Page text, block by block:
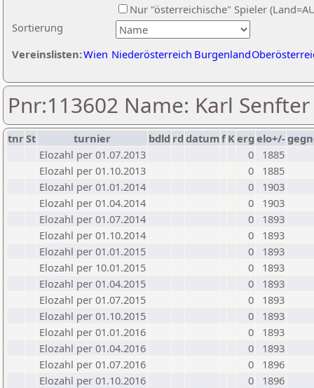
Sortierung
Nur "österreichische" Spieler
Vereinslisten:Wien Niederösterreich Burgenland
Pnr:113602 Name: Karl Senfter
tnrSt turnier bdld rd datumf Kerg elo+/-
Elozahl per 01.07.2013
0
1885
Elozahl per 01.10.2013
0
1885
Elozahl per 01.01.2014
0
1903
Elozahl per 01.04.2014
0
1903
Elozahl per 01.07.2014
0
1893
Elozahl per 01.10.2014
0
1893
Elozahl per 01.01.2015
0
1893
Elozahl per 10.01.2015
0
1893
Elozahl per 01.04.2015
0
1893
Elozahl per 01.07.2015
0
1893
Elozahl per 01.10.2015
0
1893
Elozahl per 01.01.2016
0
1893
Elozahl per 01.04.2016
0
1893
Elozahl per 01.07.2016
0
1896
Elozahl per 01.10.2016
0
1896